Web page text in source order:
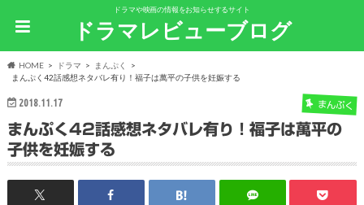
ドラマや映画の情報をお知らせするサイト
ドラマレビューブログ
HOME ドラマ
まんぷく
まんぷく42話感想ネタバレ有り！福子は萬平の子供を妊娠する
2018.11.17 まんぷく
まんぷく42話感想ネタバレ有り！福子は萬平の
子供を妊娠する